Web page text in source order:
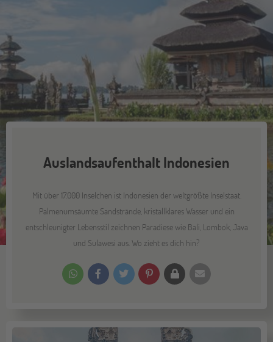
Auslandsaufenthalt Indonesien
Mit über 17.000 Inselchen ist Indonesien der weltgrößte Inselstaat.
Palmenumsäumte Sandstrände, kristallklares Wasser und ein
entschleunigter Lebensstil zeichnen Paradiese wie Bali, Lombok, Java
und Sulawesi aus. Wo zieht es dich hin?